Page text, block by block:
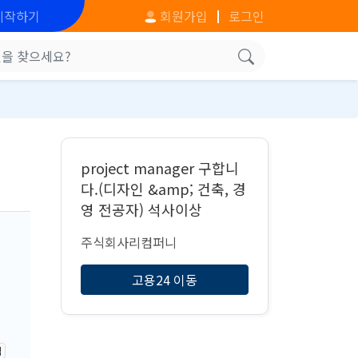
하기 회원가입 로그인
project manager 구합니
다.(디자인 &amp; 건축, 경
영 전공자) 석사이상
주식회사리컴퍼니
고용24 이동